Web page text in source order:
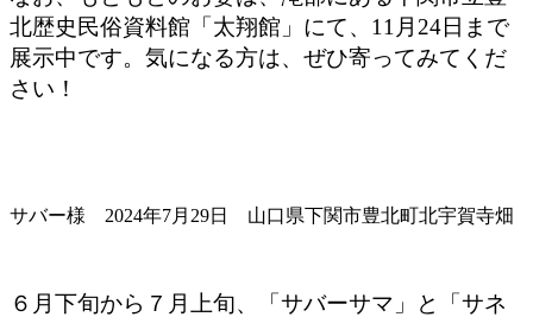
北歴史民俗資料館「太翔館」にて、11月24日まで
展示中です。気になる方は、ぜひ寄ってみてくだ
さい！
サバー様 2024年7月29日 山口県下関市豊北町北宇賀寺畑
６月下旬から７月上旬、「サバーサマ」と「サネ